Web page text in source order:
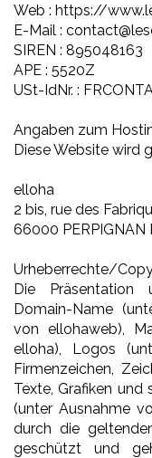
Web : https://
E-Mail :
SIREN : 895048163
APE : 5520Z
USt-IdNr. :
Angaben zum
Diese Website wird
elloha
2 bis, rue des
66000 PERPIGNAN
Urheberrechte/
Die Präsentation
Domain-Name
von ellohaweb),
elloha), Logos
Firmenzeichen,
Texte, Grafiken
(unter Ausnahme
durch die
geschützt und